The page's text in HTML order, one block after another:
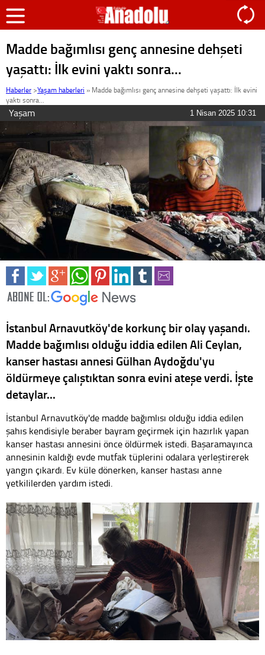
Madde bağımlısı genç annesine dehşeti
yaşattı: İlk evini yaktı sonra...
Haberler >Yaşam haberleri » Madde bağımlısı genç annesine dehşeti yaşattı: İlk evini
yaktı sonra...
Yaşam 1 Nisan 2025 10:31
İstanbul Arnavutköy'de korkunç bir olay yaşandı.
Madde bağımlısı olduğu iddia edilen Ali Ceylan,
kanser hastası annesi Gülhan Aydoğdu'yu
öldürmeye çalıştıktan sonra evini ateşe verdi. İşte
detaylar...
İstanbul Arnavutköy'de madde bağımlısı olduğu iddia edilen
şahıs kendisiyle beraber bayram geçirmek için hazırlık yapan
kanser hastası annesini önce öldürmek istedi. Başaramayınca
annesinin kaldığı evde mutfak tüplerini odalara yerleştirerek
yangın çıkardı. Ev küle dönerken, kanser hastası anne
yetkililerden yardım istedi.